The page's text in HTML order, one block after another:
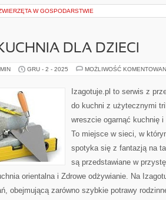
W GOSPODARSTWIE
DLA DZIECI
GRU - 2 - 2025 MOŻLIWOŚĆ
Izagotuje.pl to serwis z
do kuchni z użytecznymi
wreszcie ogarnąć kuchnię
To miejsce w sieci, w
spotyka się z fantazją na
są przedstawiane w
orientalna i Zdrowe odżywianie. Na
obejmującą zarówno szybkie potrawy